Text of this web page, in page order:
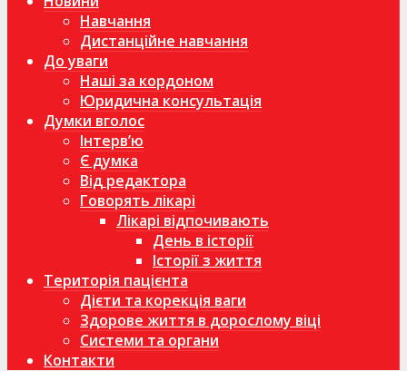
Навчання
Дистанційне навчання
До уваги
Наші за кордоном
Юридична консультація
Думки вголос
Інтерв’ю
Є думка
Від редактора
Говорять лікарі
Лікарі відпочивають
День в історії
Історії з життя
Територія пацієнта
Дієти та корекція ваги
Здорове життя в дорослому віці
Системи та органи
Контакти